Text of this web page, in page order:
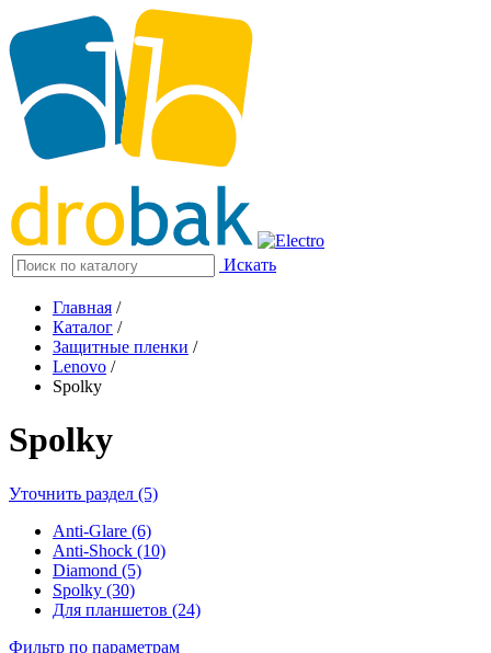
Искать
Главная /
Каталог /
Защитные пленки /
Lenovo /
Spolky
Spolky
Уточнить раздел (5)
Anti-Glare (6)
Anti-Shock (10)
Diamond (5)
Spolky (30)
Для планшетов (24)
Фильтр по параметрам